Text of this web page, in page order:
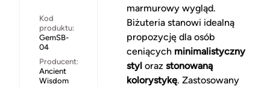
Kod
produktu:
GemSB-
04
Producent:
Ancient
Wisdom
marmurowy wygląd.
Biżuteria stanowi idealną
propozycję dla osób
ceniących minimalistyczny
styl oraz stonowaną
kolorystykę. Zastosowany